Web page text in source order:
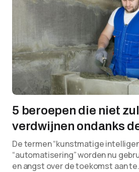
5 beroepen die niet
verdwijnen ondanks
De termen “kunstmatige
“automatisering” worden nu
en angst over de toekomst aan